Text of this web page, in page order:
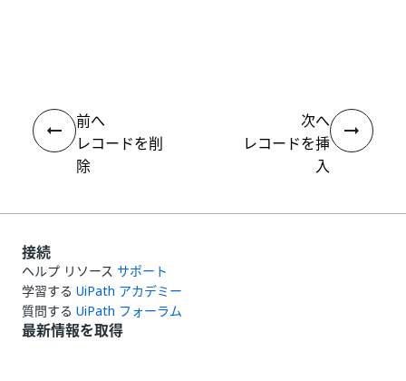
前へ
レコードを削
除
次へ
レコードを挿
入
接続
ヘルプ リソース サポート
学習する UiPath アカデミー
質問する UiPath フォーラム
最新情報を取得